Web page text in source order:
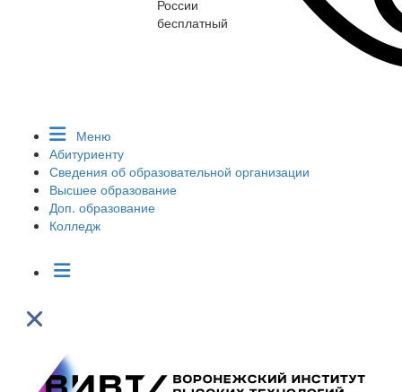
России
бесплатный
Меню
Абитуриенту
Сведения об образовательной организации
Высшее образование
Доп. образование
Колледж